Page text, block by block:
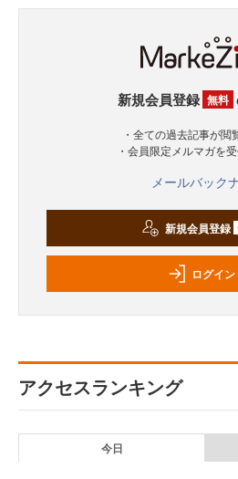
新規会員登録 無料
・全ての過去記事が閲
・会員限定メルマガを
メールバック
新規会員登録
ログイン
アクセスランキング
今日